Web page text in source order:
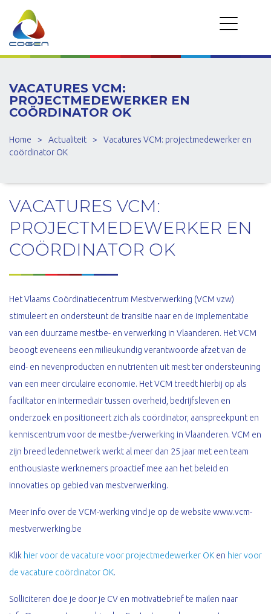
VACATURES VCM:
PROJECTMEDEWERKER EN
COÖRDINATOR OK
Home > Actualiteit >
Vacatures VCM: projectmedewerker en
coördinator OK
VACATURES VCM:
PROJECTMEDEWERKER EN
COÖRDINATOR OK
Het Vlaams Coördinatiecentrum Mestverwerking (VCM vzw)
stimuleert en ondersteunt de transitie naar en de implementatie
van een duurzame mestbe- en verwerking in Vlaanderen. Het VCM
beoogt eveneens een milieukundig verantwoorde afzet van de
eind- en nevenproducten en nutriënten uit mest ter ondersteuning
van een meer circulaire economie. Het VCM treedt hierbij op als
facilitator en intermediair tussen overheid, bedrijfsleven en
onderzoek en positioneert zich als coördinator, aanspreekpunt en
kenniscentrum voor de mestbe-/verwerking in Vlaanderen. VCM en
zijn breed ledennetwerk werkt al meer dan 25 jaar met een team
enthousiaste werknemers proactief mee aan het beleid en
innovaties op gebied van mestverwerking.
Meer info over de VCM-werking vind je op de website www.vcm-
mestverwerking.be
Klik hier voor de vacature voor projectmedewerker OK en hier voor
de vacature coördinator OK.
Solliciteren doe je door je CV en motivatiebrief te mailen naar